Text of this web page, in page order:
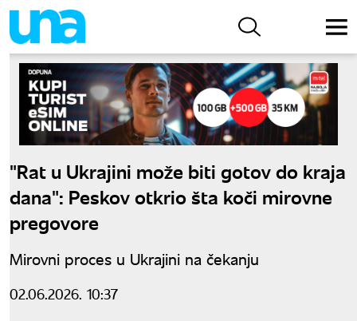
"Rat u Ukrajini može biti gotov do kraja
dana": Peskov otkrio šta koči mirovne
pregovore
Mirovni proces u Ukrajini na čekanju
02.06.2026. 10:37